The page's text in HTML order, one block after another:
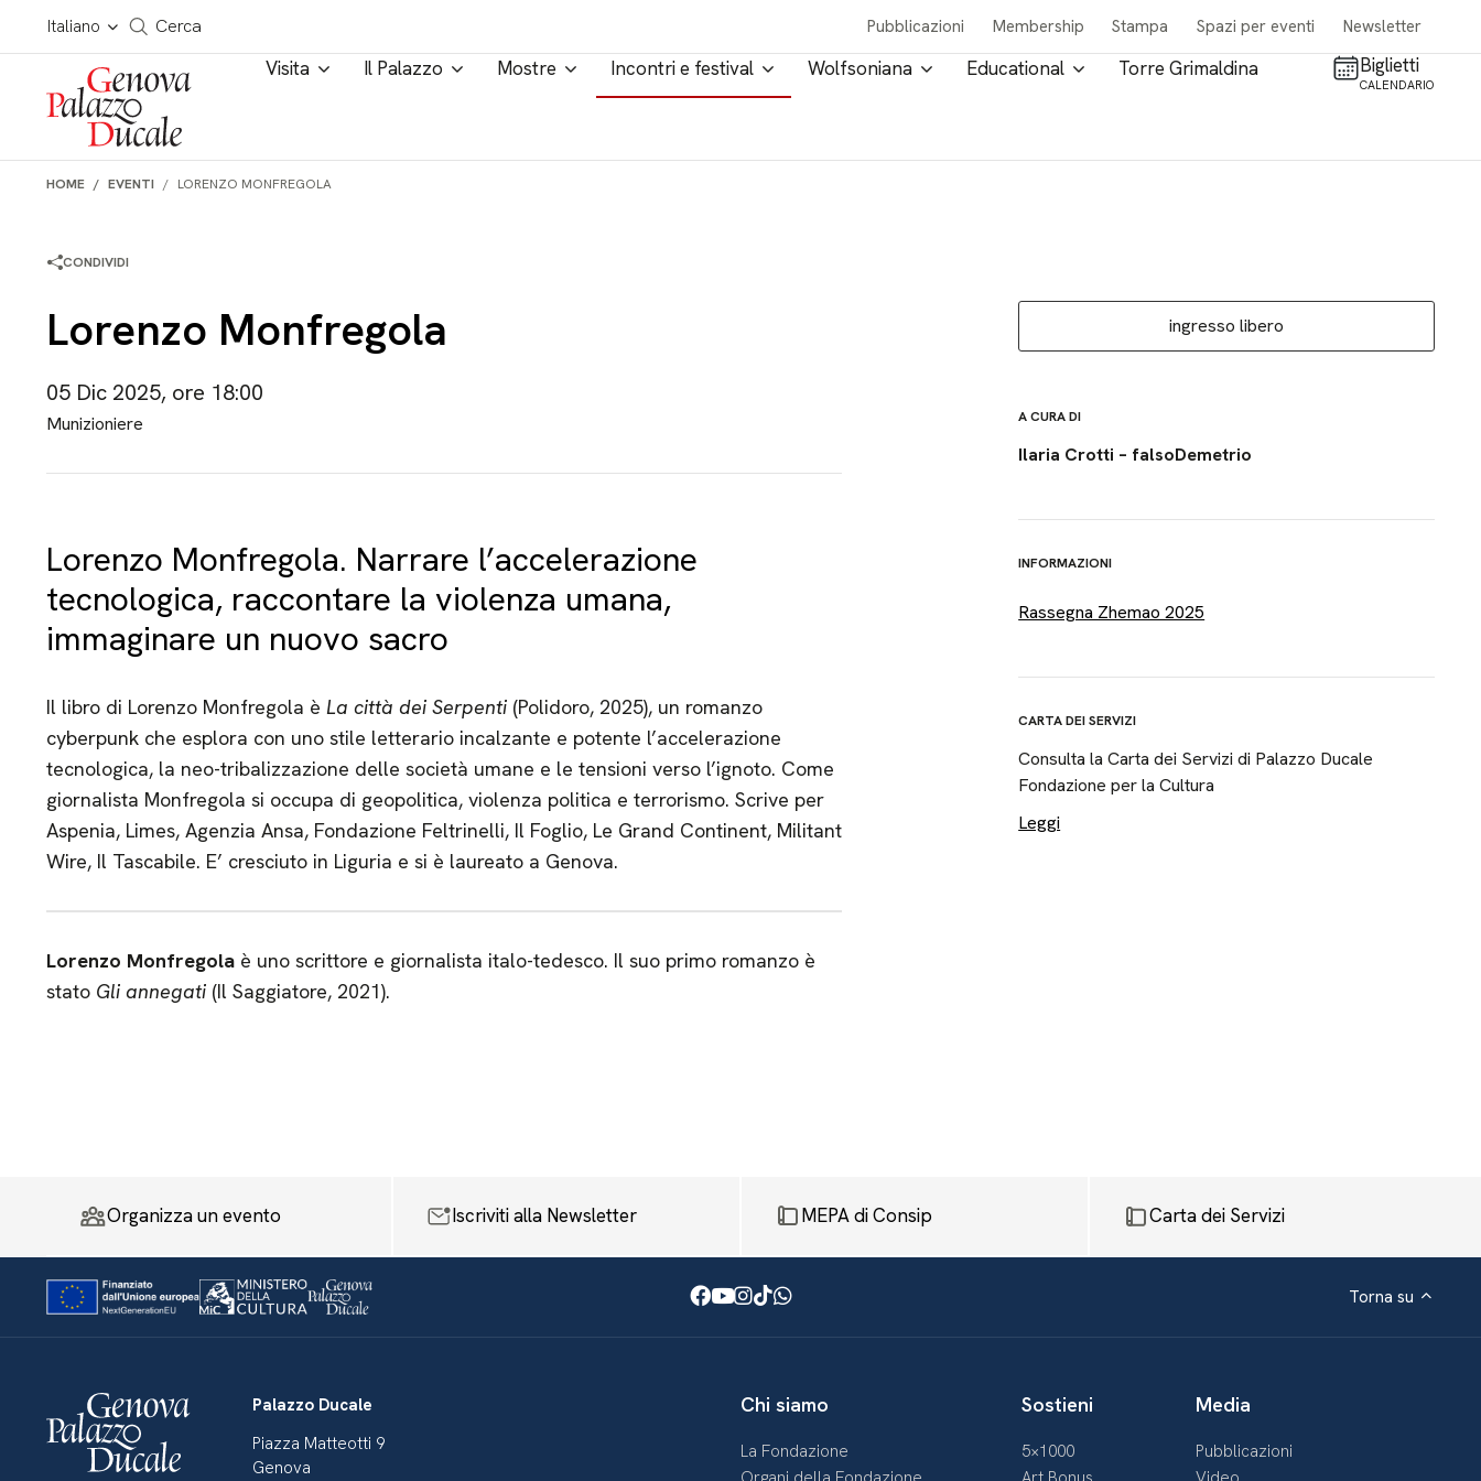
Salta al contenuto
Italiano
Cerca in tutto il sito
Cerca Pubblicazioni Membership Stampa Spazi per eventi Newsletter
Visita Il Palazzo Mostre Incontri e festival Wolfsoniana Educational Torre Grimaldina Biglietti
CALENDARIO
HOME EVENTI LORENZO MONFREGOLA
CONDIVIDI
Lorenzo Monfregola
05 Dic 2025, ore 18:00
Munizioniere
Lorenzo Monfregola. Narrare l’accelerazione
tecnologica, raccontare la violenza umana,
immaginare un nuovo sacro
Il libro di Lorenzo Monfregola è La città dei Serpenti (Polidoro, 2025), un romanzo
cyberpunk che esplora con uno stile letterario incalzante e potente l’accelerazione
tecnologica, la neo-tribalizzazione delle società umane e le tensioni verso l’ignoto. Come
giornalista Monfregola si occupa di geopolitica, violenza politica e terrorismo. Scrive per
Aspenia, Limes, Agenzia Ansa, Fondazione Feltrinelli, Il Foglio, Le Grand Continent, Militant
Wire, Il Tascabile. E’ cresciuto in Liguria e si è laureato a Genova.
Lorenzo Monfregolaè uno scrittore e giornalista italo-tedesco. Il suo primo romanzo è
stato Gli annegati(Il Saggiatore, 2021).
ingresso libero
A CURA DI
Ilaria Crotti – falsoDemetrio
INFORMAZIONI
Rassegna Zhemao 2025
CARTA DEI SERVIZI
Consulta la Carta dei Servizi di Palazzo Ducale
Fondazione per la Cultura
Leggi
Organizza un evento Iscriviti alla Newsletter MEPA di Consip Carta dei Servizi
Facebook
Youtube
Instagram
TikTok
WhatsApp Torna su
Palazzo Ducale
Piazza Matteotti 9
Genova
Chi siamo
La Fondazione
Sostieni
5×1000
Media
Pubblicazioni